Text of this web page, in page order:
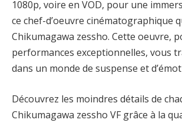
1080p, voire en VOD, pour une
ce chef-d’oeuvre cinématographique
Chikumagawa zessho. Cette oeuvre,
performances exceptionnelles, vous
dans un monde de suspense et
Découvrez les moindres détails de
Chikumagawa zessho VF grâce à la